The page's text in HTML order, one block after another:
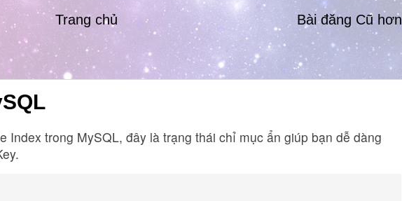
Bài đăng Cũ hơn
Trang chủ
Index trong MySQL, đây là trạng thái chỉ mục ẩn giúp bạn dễ dàng